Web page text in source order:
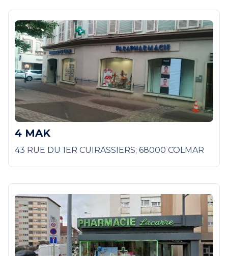
4 MAK
43 RUE DU 1ER CUIRASSIERS; 68000 COLMAR